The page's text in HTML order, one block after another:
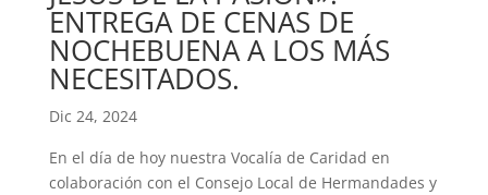
ENTREGA DE CENAS DE
NOCHEBUENA A LOS MÁS
NECESITADOS.
Dic 24, 2024
En el día de hoy nuestra Vocalía de Caridad en
colaboración con el Consejo Local de Hermandades y